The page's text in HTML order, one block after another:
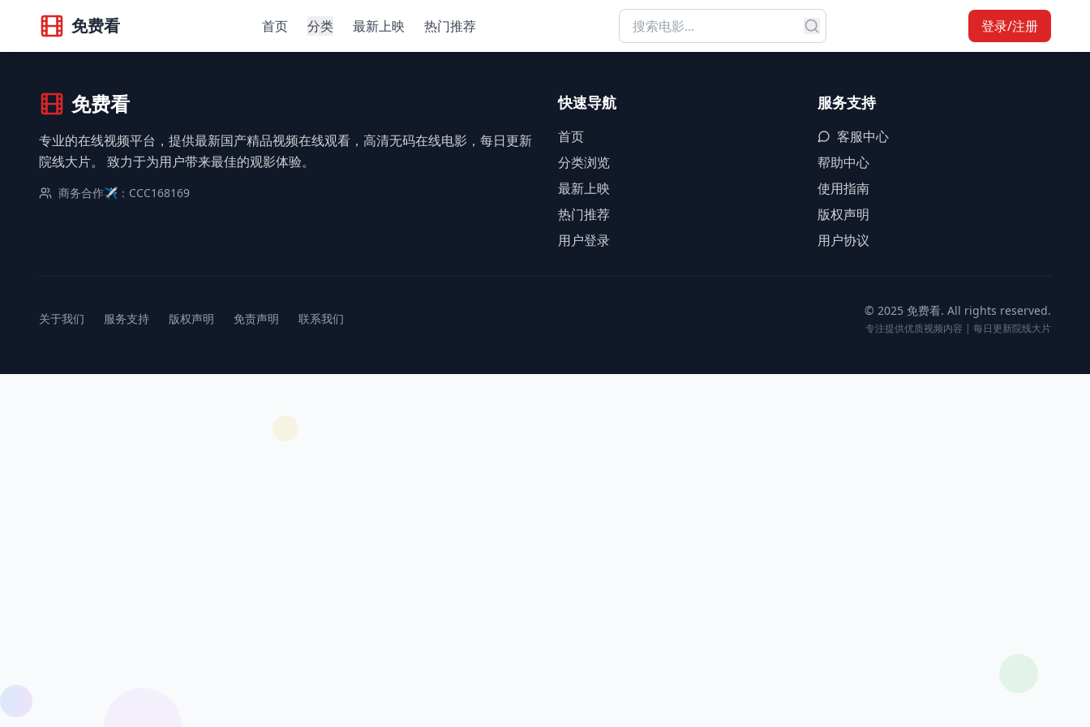
免费看 首页 分类 最新上映 热门推荐 登录/注册
免费看
专业的在线视频平台，提供最新国产精品视频在线观看，高清无码在线电影，每日更新
院线大片。 致力于为用户带来最佳的观影体验。
商务合作✈️：CCC168169
快速导航
首页
分类浏览
最新上映
热门推荐
用户登录
服务支持
客服中心
帮助中心
使用指南
版权声明
用户协议
关于我们 服务支持 版权声明 免责声明 联系我们
© 2025 免费看. All rights reserved.
专注提供优质视频内容 | 每日更新院线大片